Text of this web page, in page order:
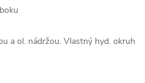
a ol. nádržou. Vlastný hyd. okruh